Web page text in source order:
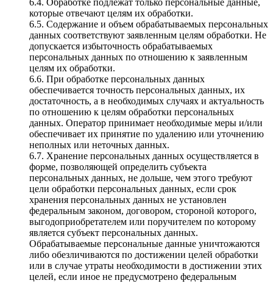
которые отвечают целям их обработки.
6.5. Содержание и объем обрабатываемых персональных
данных соответствуют заявленным целям обработки. Не
допускается избыточность обрабатываемых
персональных данных по отношению к заявленным
целям их обработки.
6.6. При обработке персональных данных
обеспечивается точность персональных данных, их
достаточность, а в необходимых случаях и актуальность
по отношению к целям обработки персональных
данных. Оператор принимает необходимые меры и/или
обеспечивает их принятие по удалению или уточнению
неполных или неточных данных.
6.7. Хранение персональных данных осуществляется в
форме, позволяющей определить субъекта
персональных данных, не дольше, чем этого требуют
цели обработки персональных данных, если срок
хранения персональных данных не установлен
федеральным законом, договором, стороной которого,
выгодоприобретателем или поручителем по которому
является субъект персональных данных.
Обрабатываемые персональные данные уничтожаются
либо обезличиваются по достижении целей обработки
или в случае утраты необходимости в достижении этих
целей, если иное не предусмотрено федеральным